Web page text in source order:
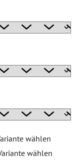
wählen
wählen